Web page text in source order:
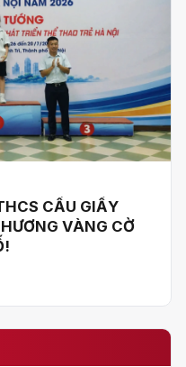
CẦU GIẤY
VÀNG CỜ